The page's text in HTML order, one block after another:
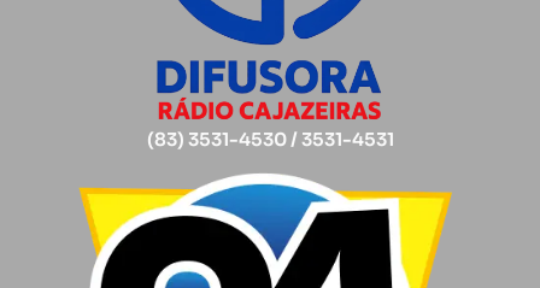
(83) 3531-4530 / 3531-4531